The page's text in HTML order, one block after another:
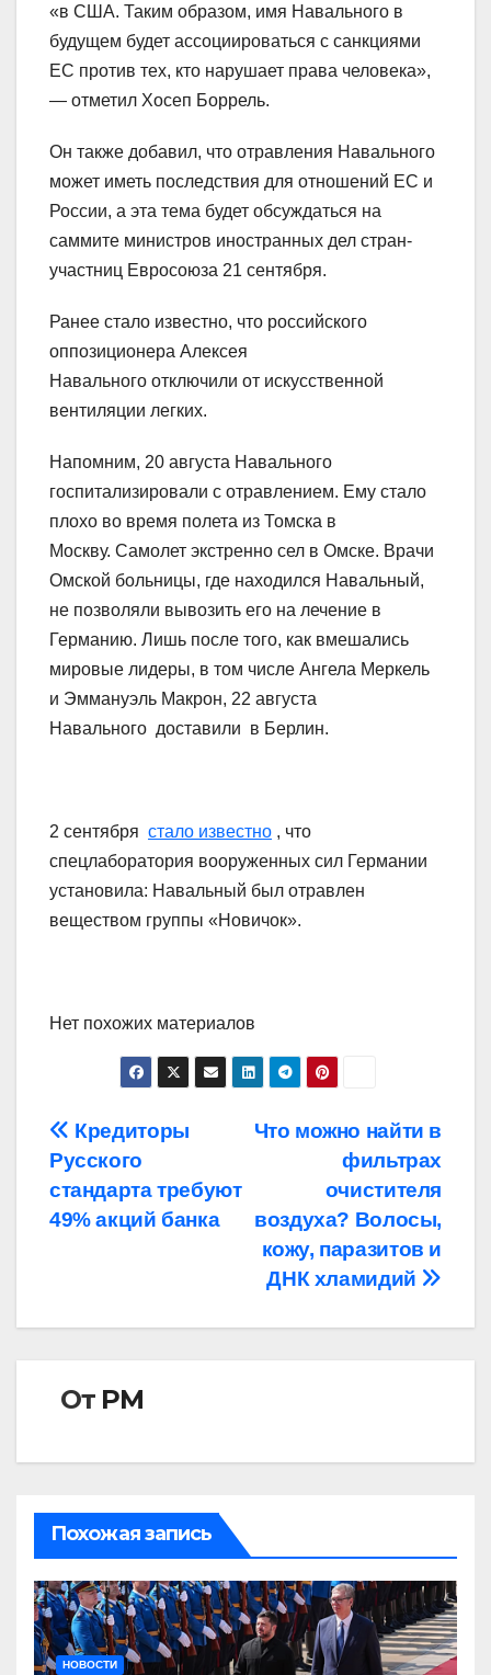
«в США. Таким образом, имя Навального в
будущем будет ассоциироваться с санкциями
ЕС против тех, кто нарушает права человека»,
— отметил Хосеп Боррель.
Он также добавил, что отравления Навального
может иметь последствия для отношений ЕС и
России, а эта тема будет обсуждаться на
саммите министров иностранных дел стран-
участниц Евросоюза 21 сентября.
Ранее стало известно, что российского
оппозиционера Алексея
Навального отключили от искусственной
вентиляции легких.
Напомним, 20 августа Навального
госпитализировали с отравлением. Ему стало
плохо во время полета из Томска в
Москву. Самолет экстренно сел в Омске. Врачи
Омской больницы, где находился Навальный,
не позволяли вывозить его на лечение в
Германию. Лишь после того, как вмешались
мировые лидеры, в том числе Ангела Меркель
и Эммануэль Макрон, 22 августа
Навального доставили в Берлин.
2 сентября стало известно , что
спецлаборатория вооруженных сил Германии
установила: Навальный был отравлен
веществом группы «Новичок».
Нет похожих материалов
Навигация
по
записям
Что можно найти в
фильтрах
очистителя
воздуха? Волосы,
кожу, паразитов и
ДНК хламидий
Кредиторы
Русского
стандарта требуют
49% акций банка
От РМ
Похожая запись
НОВОСТИ